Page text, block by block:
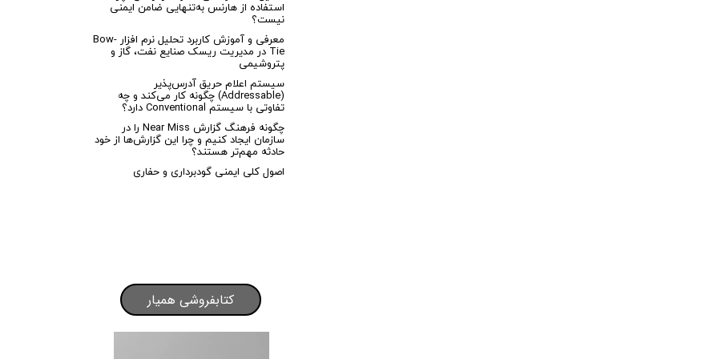
استفاده از هارنس به‌تنهایی ضامن ایمنی
نیست؟
معرفی و آموزش کاربرد تحلیل نرم افزار Bow-
Tie در مدیریت ریسک صنایع نفت، گاز و
پتروشیمی
سیستم اعلام حریق آدرس‌پذیر
(Addressable) چگونه کار می‌کند و چه
تفاوتی با سیستم Conventional دارد؟
چگونه فرهنگ گزارش Near Miss را در
سازمان ایجاد کنیم و چرا این گزارش‌ها از خود
حادثه مهم‌تر هستند؟
اصول کلی ایمنی گودبرداری و حفاری
کتابفروشی همیار